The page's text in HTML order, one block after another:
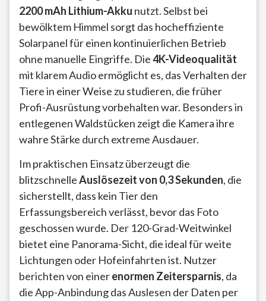
2200 mAh Lithium-Akku nutzt. Selbst bei
bewölktem Himmel sorgt das hocheffiziente
Solarpanel für einen kontinuierlichen Betrieb
ohne manuelle Eingriffe. Die4K-Videoqualität
mit klarem Audio ermöglicht es, das Verhalten der
Tiere in einer Weise zu studieren, die früher
Profi-Ausrüstung vorbehalten war. Besonders in
entlegenen Waldstücken zeigt die Kamera ihre
wahre Stärke durch extreme Ausdauer.
Im praktischen Einsatz überzeugt die
blitzschnelleAuslösezeit von 0,3 Sekunden, die
sicherstellt, dass kein Tier den
Erfassungsbereich verlässt, bevor das Foto
geschossen wurde. Der 120-Grad-Weitwinkel
bietet eine Panorama-Sicht, die ideal für weite
Lichtungen oder Hofeinfahrten ist. Nutzer
berichten von einerenormen Zeitersparnis, da
die App-Anbindung das Auslesen der Daten per